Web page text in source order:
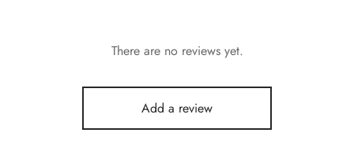
There are no reviews yet.
Add a review